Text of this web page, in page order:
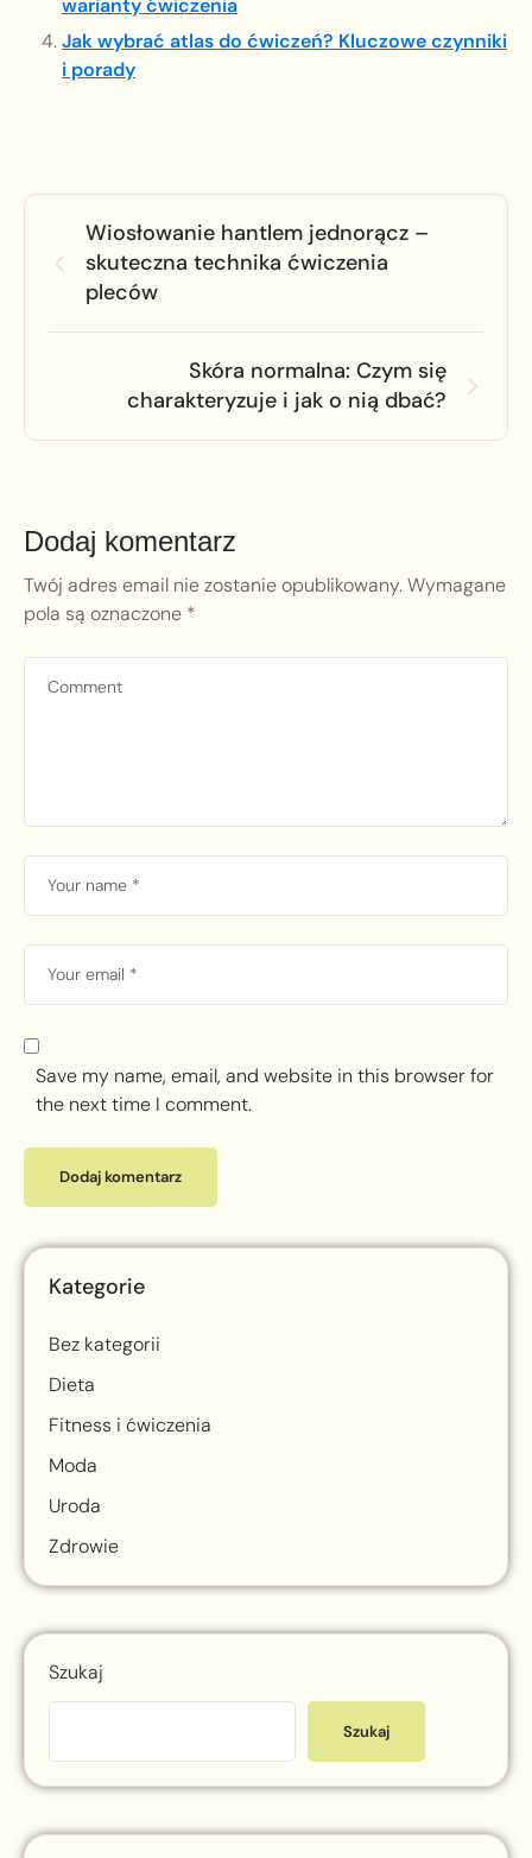
warianty ćwiczenia
Jak wybrać atlas do ćwiczeń? Kluczowe czynniki
i porady
Wiosłowanie hantlem jednorącz –
skuteczna technika ćwiczenia
pleców
Skóra normalna: Czym się
charakteryzuje i jak o nią dbać?
Dodaj komentarz
Twój adres email nie zostanie opublikowany.Wymagane
pola są oznaczone *
Save my name, email, and website in this browser for
the next time I comment.
Kategorie
Bez kategorii
Dieta
Fitness i ćwiczenia
Moda
Uroda
Zdrowie
Szukaj
Szukaj